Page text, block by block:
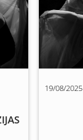
19/08/2025